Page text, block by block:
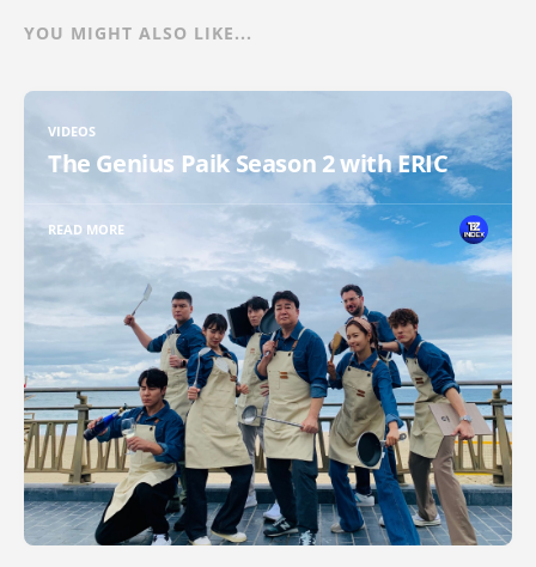
YOU MIGHT ALSO LIKE...
VIDEOS
The Genius Paik Season 2 with ERIC
READ MORE